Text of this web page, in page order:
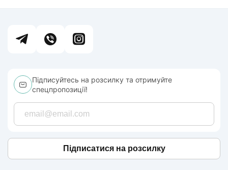
Підписуйтесь на розсилку та отримуйте
спецпропозиції!
Підписатися на розсилку